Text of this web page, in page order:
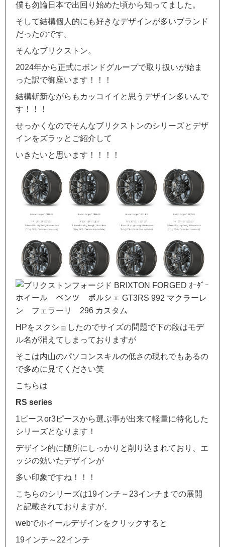
僕も勿論日本で出回り始めた頃から知ってました。
そして結構個人的にも好きなデザインが多いブランド
だったのです。
そんなブリクストン。
2024年から正式にボンドグループで取り扱いが始ま
った訳で御座います！！！
結構斬新ながらもカッコイイと思うデザイン多いんで
す！！！
せっかくなのでそんなブリクストンのシリーズとデザ
インをズラッとご紹介して
いきたいと思います！！！！
HPをスクショしたのでサイズの問題で下の段はモデ
ル名が消えてしまっておりますが
そこは内山のパソコンスキルの低さの現れでもあるの
で多めに見てください笑
こちらは
RS series
1ピースor3ピースから選ぶ事が出来て軽量に特化した
シリーズとなります！
デザイン的に随所にしっかりと削り込まれており、エ
ッジの効いたデザインが
多い印象ですね！！！
こちらのシリーズは19インチ～23インチまでの展開
と記載されておりますが、
webでホイールデザインをクリックすると
19インチ～22インチ